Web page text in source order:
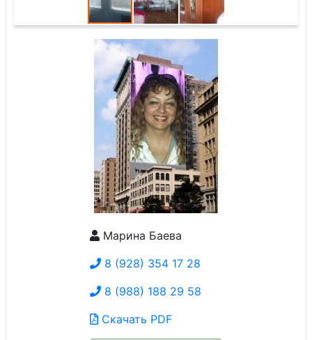
Марина Баева
8 (928) 354 17 28
8 (988) 188 29 58
Скачать PDF